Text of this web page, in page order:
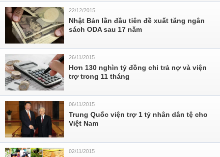
22/12/2015
Nhật Bản lần đầu tiên đề xuất tăng ngân
sách ODA sau 17 năm
26/11/2015
Hơn 130 nghìn tỷ đồng chi trả nợ và viện
trợ trong 11 tháng
06/11/2015
Trung Quốc viện trợ 1 tỷ nhân dân tệ cho
Việt Nam
02/11/2015